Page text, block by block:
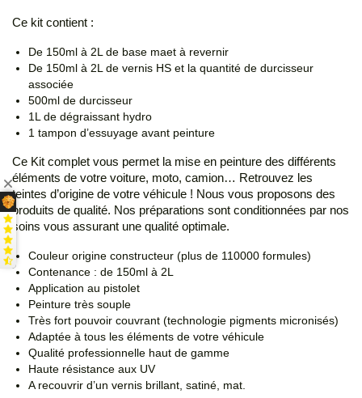
Ce kit contient :
De 150ml à 2L de base maet à revernir
De 150ml à 2L de vernis HS et la quantité de durcisseur
associée
500ml de durcisseur
1L de dégraissant hydro
1 tampon d’essuyage avant peinture
Ce Kit complet vous permet la mise en peinture des différents
éléments de votre voiture, moto, camion… Retrouvez les
teintes d’origine de votre véhicule ! Nous vous proposons des
produits de qualité. Nos préparations sont conditionnées par nos
soins vous assurant une qualité optimale.
Couleur origine constructeur (plus de 110000 formules)
Contenance : de 150ml à 2L
Application au pistolet
Peinture très souple
Très fort pouvoir couvrant (technologie pigments micronisés)
Adaptée à tous les éléments de votre véhicule
Qualité professionnelle haut de gamme
Haute résistance aux UV
A recouvrir d’un vernis brillant, satiné, mat.